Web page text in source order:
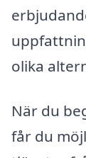
olika
När du
får du